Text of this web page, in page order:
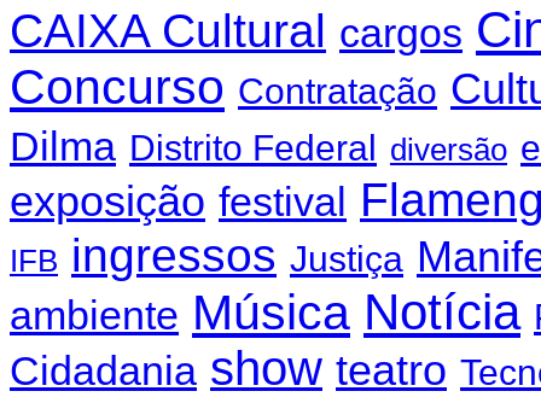
CAIXA Cultural cargos
Concurso Contratação
Dilma Distrito Federal diversão
exposição festival
IFB ingressos Justiça
ambiente Música Notícia
Cidadania show teatro